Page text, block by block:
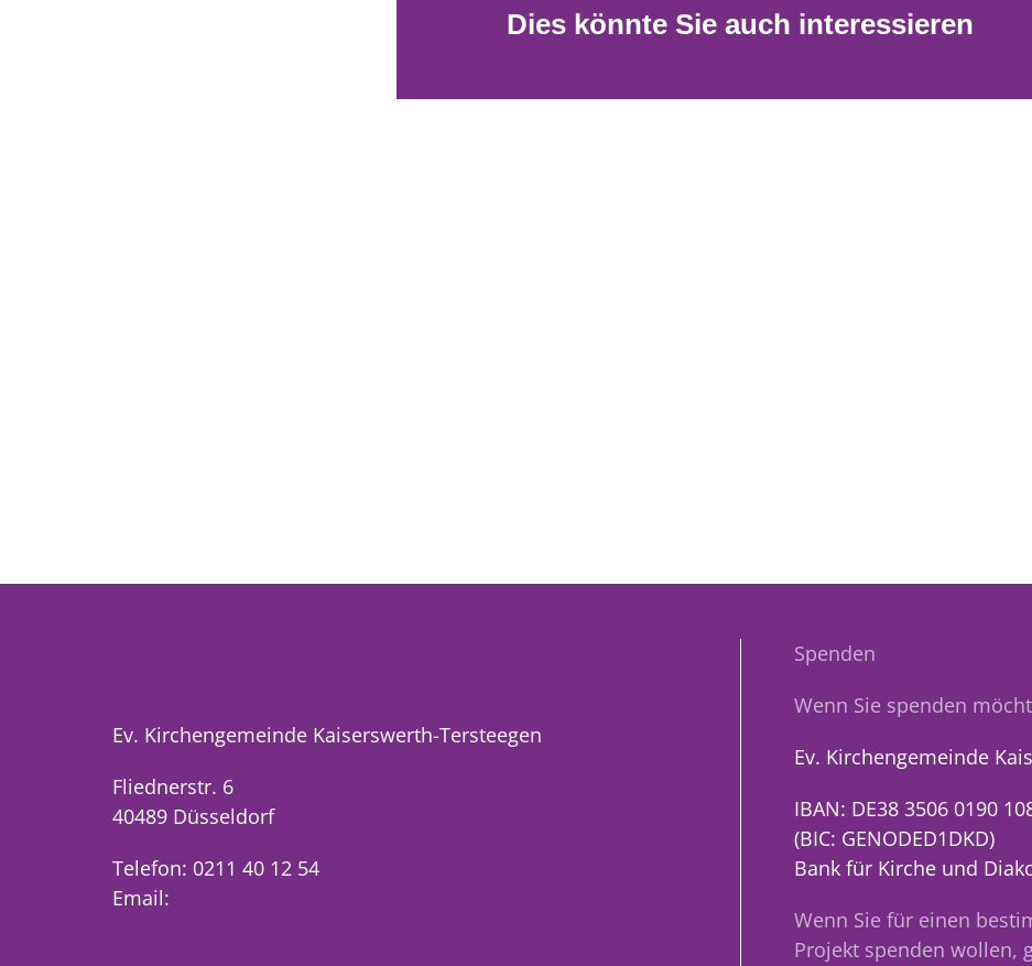
Dies könnte Sie auch interessieren
Ev. Kirchengemeinde Kaiserswerth-Tersteegen
Fliednerstr. 6
40489 Düsseldorf
Telefon: 0211 40 12 54
Email:
Spenden
Wenn Sie spenden
Ev. Kirchengemeinde
IBAN: DE38 3506 0190
(BIC: GENODED1DKD)
Bank für Kirche und
Wenn Sie für einen
Projekt spenden wollen,